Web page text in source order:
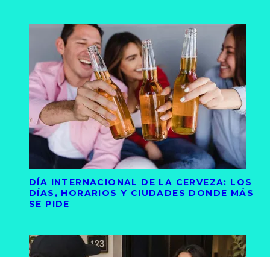
DÍA INTERNACIONAL DE LA CERVEZA: LOS
DÍAS, HORARIOS Y CIUDADES DONDE MÁS
SE PIDE